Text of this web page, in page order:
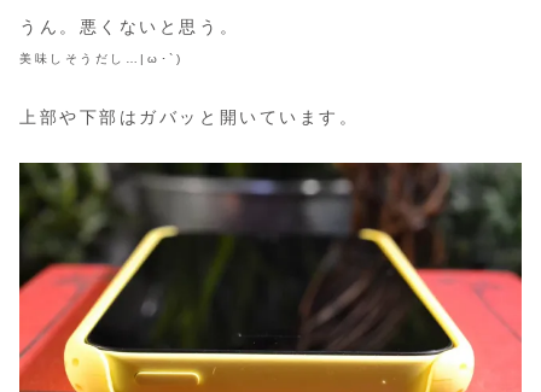
うん。悪くないと思う。
美味しそうだし…|ω･`)
上部や下部はガバッと開いています。